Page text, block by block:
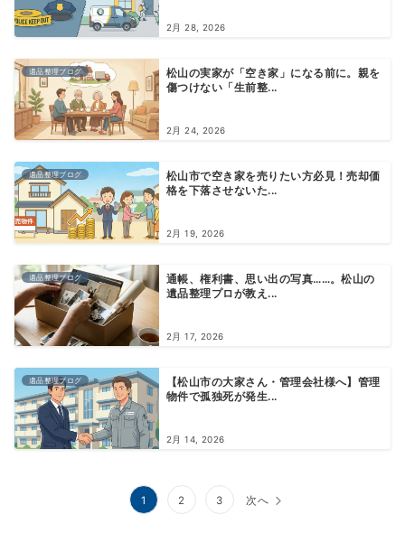
2月 28, 2026
遺品整理ブログ
松山の実家が「空き家」になる前に。親を
傷つけない「生前整...
2月 24, 2026
遺品整理ブログ
松山市で空き家を売りたい方必見！売却価
格を下落させないた...
2月 19, 2026
遺品整理ブログ
通帳、権利書、思い出の写真……。松山の
遺品整理プロが教え...
2月 17, 2026
遺品整理ブログ
【松山市の大家さん・管理会社様へ】管理
物件で孤独死が発生...
2月 14, 2026
1 2 3 次へ